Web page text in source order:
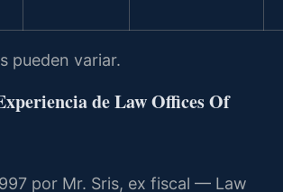
pueden variar.
de Law Offices Of
por Mr. Sris, ex fiscal — Law